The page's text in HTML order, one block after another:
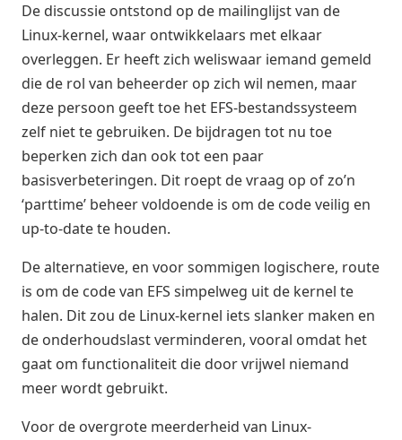
De discussie ontstond op de mailinglijst van de
Linux-kernel, waar ontwikkelaars met elkaar
overleggen. Er heeft zich weliswaar iemand gemeld
die de rol van beheerder op zich wil nemen, maar
deze persoon geeft toe het EFS-bestandssysteem
zelf niet te gebruiken. De bijdragen tot nu toe
beperken zich dan ook tot een paar
basisverbeteringen. Dit roept de vraag op of zo’n
‘parttime’ beheer voldoende is om de code veilig en
up-to-date te houden.
De alternatieve, en voor sommigen logischere, route
is om de code van EFS simpelweg uit de kernel te
halen. Dit zou de Linux-kernel iets slanker maken en
de onderhoudslast verminderen, vooral omdat het
gaat om functionaliteit die door vrijwel niemand
meer wordt gebruikt.
Voor de overgrote meerderheid van Linux-